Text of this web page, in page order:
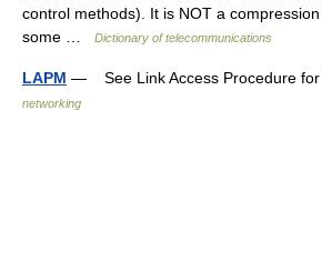
control methods). It is NOT a
some …
Dictionary of telecommunications
LAPM — See Link Access Procedure
networking